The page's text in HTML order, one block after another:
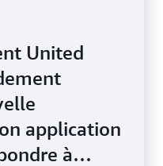
United
application
à